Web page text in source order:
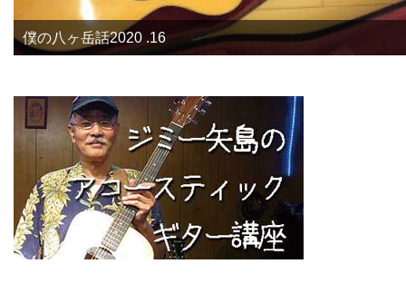
僕の八ヶ岳話2020 .16